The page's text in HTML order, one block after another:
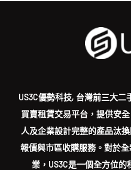
US3C優勢科技, 台灣前三大
買賣租賃交易平台，提供安
人及企業設計完整的產品汰
報價與市區收購服務。對於
業，US3C是一個全方位的